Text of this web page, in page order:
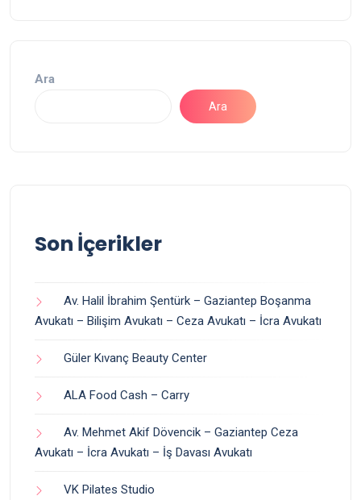
Ara
Ara
Son İçerikler
Av. Halil İbrahim Şentürk – Gaziantep Boşanma
Avukatı – Bilişim Avukatı – Ceza Avukatı – İcra Avukatı
Güler Kıvanç Beauty Center
ALA Food Cash – Carry
Av. Mehmet Akif Dövencik – Gaziantep Ceza
Avukatı – İcra Avukatı – İş Davası Avukatı
VK Pilates Studio